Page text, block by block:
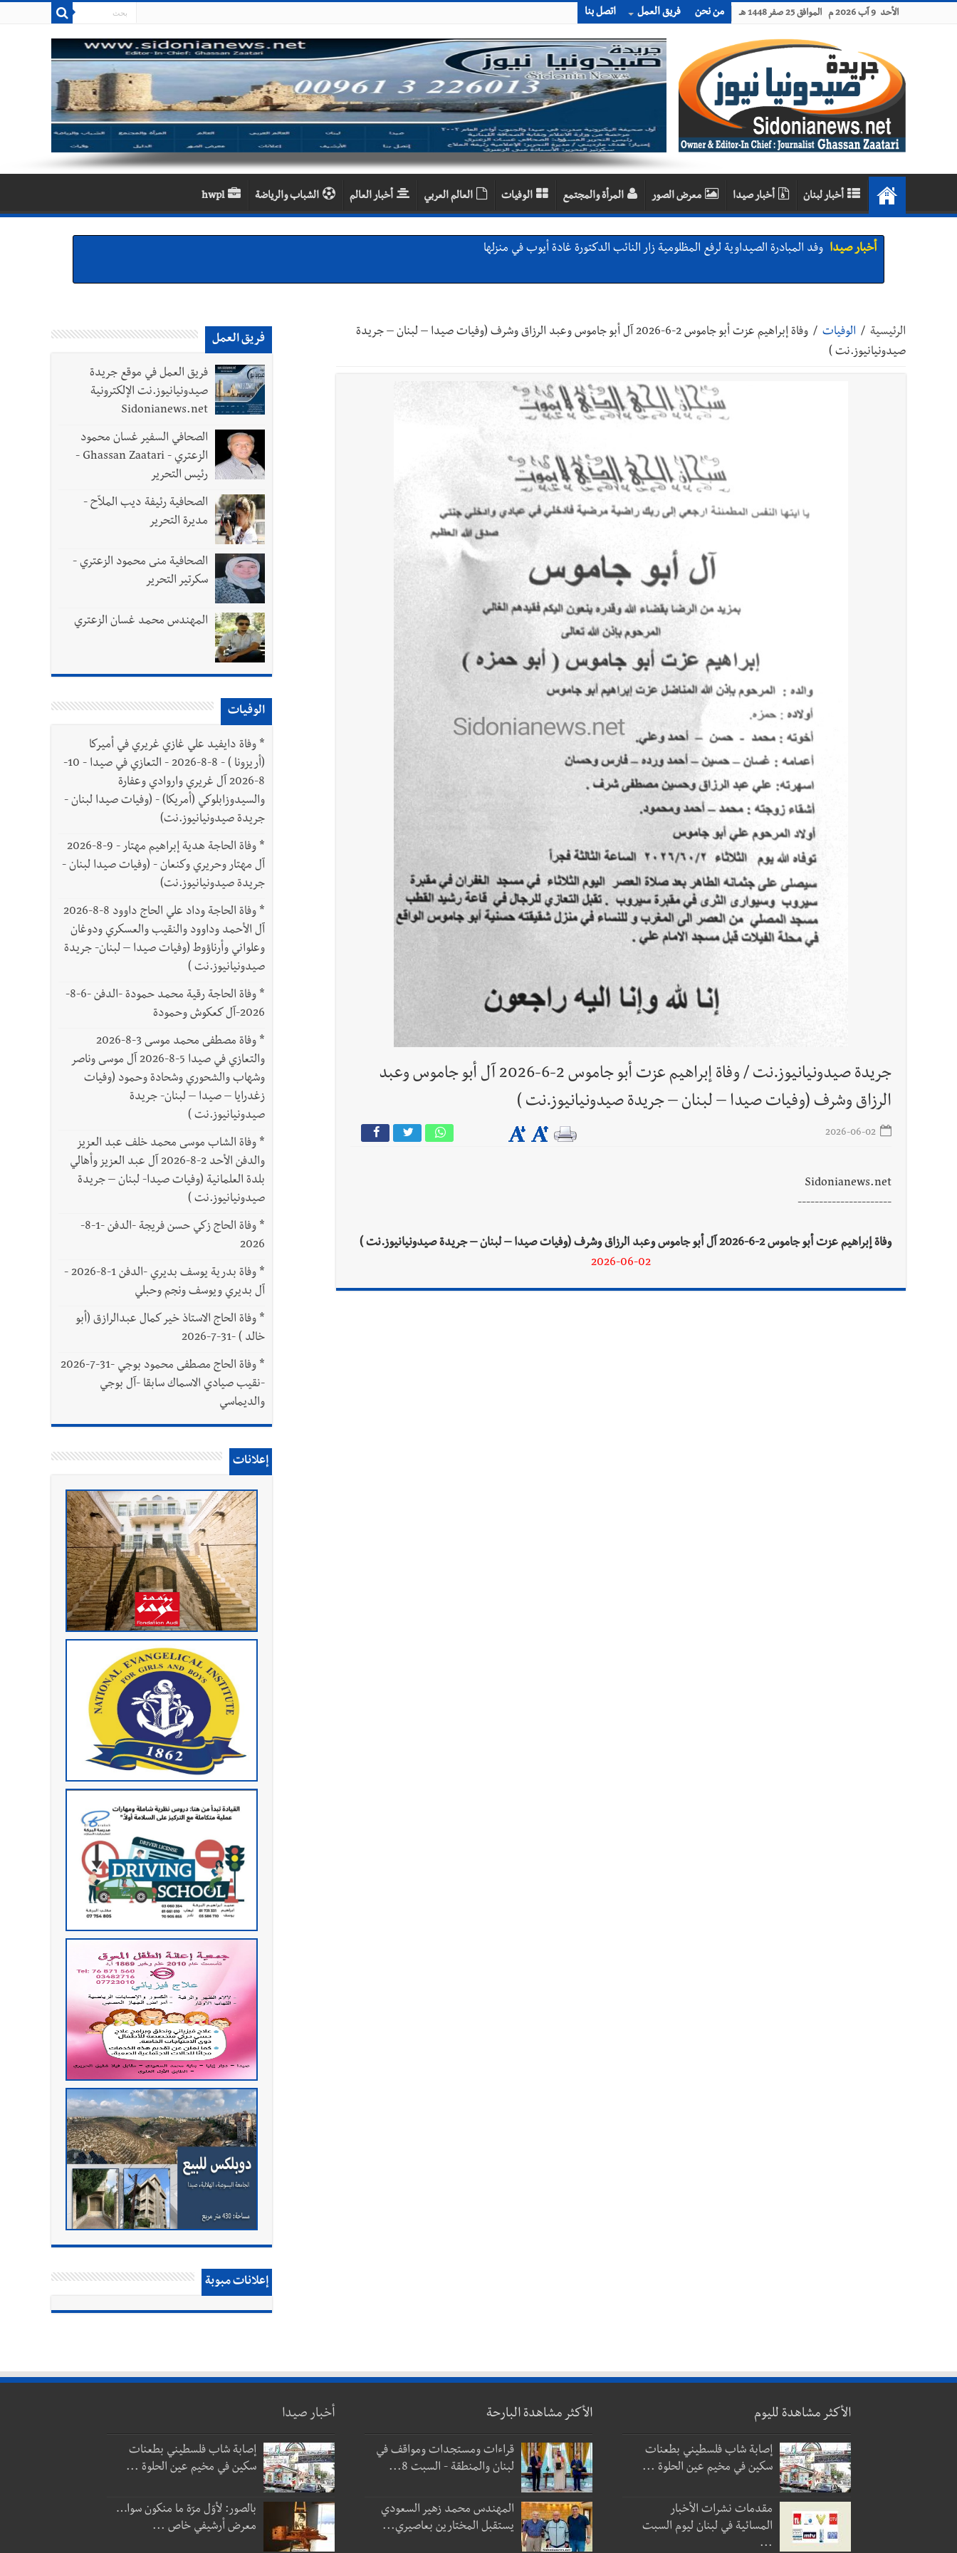
الأحد 9 آب 2026 م الموافق 25 صفر 1448 هـ من نحن فريق العمل اتصل بنا
أخبار لبنان أخبار صيدا معرض الصور المرأة والمجتمع الوفيات العالم العربي أخبار العالم الشباب والرياضة hwpl
أخبار صيدا وفد المبادرة الصيداوية لرفع المظلومية زار النائب الدكتورة غادة أيوب في منزلها
أخبار صيدا
إصابة شاب فلسطيني بطعنات سكين في مخيم عين الحلوة - في منطقة صيدا وإنقاذه وإتهام إبن عمته ؟
بالصور : غسان سركيس يرعى تخرّج فوج الفكر والإبداع في ثانوية السفير : تعلّمت منكم حب الوطن والتمسك بالأرض ... والجنوب هو عزة وكرامة لبنان
مقدمات نشرات الأخبار المسائية في لبنان ليوم السبت 8-8-2026
خرق إسرائيلي في زوطر الغربية وساتر ترابي قبالة آخر نقطة للجيش اللبناني
روابط القطاع العام : إضراب الاثنين احتجاجا على تقسيط المفعول الرجعي
خلفيات توقيف السفير الفلسطيني السابق أشرف دبور: تداخل السياسة بالقضاء ولبنان قد يسلّمه إلى السلطة
حراك ديبلوماسي للتجديد لـ اليونيفيل .. مسؤول غربي يُحذّر من الفراغ !
الرئيسية / الوفيات /
وفاة إبراهيم عزت أبو جاموس 2-6-2026 آل أبو جاموس وعبد الرزاق وشرف (وفيات صيدا – لبنان – جريدة
صيدونيانيوز.نت )
جريدة صيدونيانيوز.نت / وفاة إبراهيم عزت أبو جاموس 2-6-2026 آل أبو جاموس وعبد
الرزاق وشرف (وفيات صيدا – لبنان – جريدة صيدونيانيوز.نت )
Sidonianews.net
----------------------
وفاة إبراهيم عزت أبو جاموس 2-6-2026 آل أبو جاموس وعبد الرزاق وشرف (وفيات صيدا – لبنان – جريدة صيدونيانيوز.نت )
2026-06-02
فريق العمل
فريق العمل في موقع جريدة
صيدونيانيوز.نت الإلكترونية
Sidonianews.net
الصحافي السفير غسان محمود
الزعتري - Ghassan Zaatari -
رئيس التحرير
الصحافية رئيفة ديب الملاّح -
مديرة التحرير
الصحافية منى محمود الزعتري -
سكرتير التحرير
المهندس محمد غسان الزعتري
الوفيات
* وفاة دايفيد علي غازي غريري في أميركا
(أريزونا ) - 8-8-2026 - التعازي في صيدا - 10-
8-2026 آل غريري واروادي وعفارة
والسيدوزابلوكي (أمريكا) - (وفيات صيدا لبنان -
جريدة صيدونيانيوز.نت)
*
وفاة الحاجة هدية إبراهيم مهتار - 9-8-2026
آل مهتار وحريري وكنعان - (وفيات صيدا لبنان -
جريدة صيدونيانيوز.نت)
*
وفاة الحاجة وداد علي الحاج داوود 8-8-2026
آل الأحمد وداوود والنقيب والعسكري ودوغان
وعلواني وأرناؤوط (وفيات صيدا – لبنان- جريدة
صيدونيانيوز.نت )
*
وفاة الحاجة رقية محمد حمودة -الدفن -6-8-
2026-آل كعكوش وحمودة
*
وفاة مصطفى محمد موسى 3-8-2026
والتعازي في صيدا 5-8-2026 آل موسى وناصر
وشهاب والشحوري وشحادة وحمود (وفيات
زغدرايا – صيدا – لبنان- جريدة
صيدونيانيوز.نت )
* وفاة الشاب موسى محمد خلف عبد العزيز
والدفن الأحد 2-8-2026 آل عبد العزيز وأهالي
بلدة العلمانية (وفيات صيدا- لبنان – جريدة
صيدونيانيوز.نت )
*
وفاة الحاج زكي حسن فريجة -الدفن -1-8-
2026
*
وفاة بدرية يوسف بديري -الدفن 1-8-2026 -
آل بديري ويوسف ونجم وحبلي
* وفاة الحاج الاستاذ خير كمال عبدالرازق (أبو
خالد ) -31-7-2026
*
وفاة الحاج مصطفى محمود بوجي -31-7-2026
-نقيب صيادي الاسماك سابقا -آل بوجي
والديماسي
إعلانات
إعلانات مبوبة
الأكثر مشاهدة لليوم
إصابة شاب فلسطيني بطعنات
سكين في مخيم عين الحلوة ...
مقدمات نشرات الأخبار
المسائية في لبنان ليوم السبت
...
الأكثر مشاهدة البارحة
قراءات ومستجدات ومواقف في
لبنان والمنطقة - السبت 8...
المهندس محمد زهير السعودي
يستقبل المختارين بعاصيري...
أخبار صيدا
إصابة شاب فلسطيني بطعنات
سكين في مخيم عين الحلوة ...
بالصور: لأوّل مرّة ما منكون سوا…
معرض أرشيفي خاص ...